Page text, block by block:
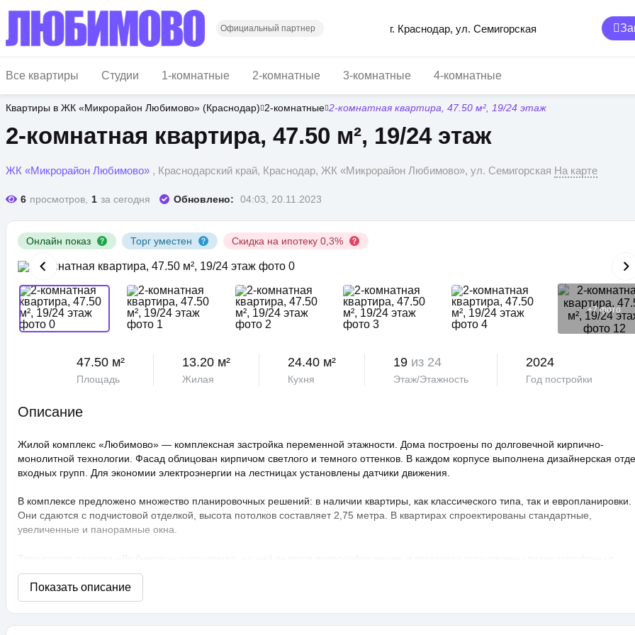
основному
содержанию
Официальный партнер г. Краснодар, ул. Семигорская
Все квартиры Студии 1-комнатные 2-комнатные 3-комнатные 4-комнатные
Квартиры в ЖК «Микрорайон Любимово» (Краснодар) 2-комнатные 2-комнатная квартира, 47.50 м², 19/24 этаж
2-комнатная квартира, 47.50 м², 19/24 этаж
ЖК «Микрорайон Любимово» , Краснодарский край, Краснодар, ЖК «Микрорайон Любимово», ул. Семигорская На карте
6 просмотров, 1 за сегодня Обновлено: 04:03, 20.11.2023
Онлайн показ Торг уместен Скидка на ипотеку 0,3%
+7 фото
47.50 м²
Площадь
13.20 м²
Жилая
24.40 м²
Кухня
19 из 24
Этаж/Этажность
2024
Год постройки
Описание
Жилой комплекс «Любимово» — комплексная застройка переменной этажности. Дома построены по долговечной кирпично-
монолитной технологии. Фасад облицован кирпичом светлого и темного оттенков. В каждом корпусе выполнена дизайнерская
входных групп. Для экономии электроэнергии на лестницах установлены датчики движения.
В комплексе предложено множество планировочных решений: в наличии квартиры, как классического типа, так и европланировки.
Они сдаются с подчистовой отделкой, высота потолков составляет 2,75 метра. В квартирах спроектированы стандартные,
увеличенные и панорамные окна.
распознаванием лиц и управлением через приложение. Придомовая территория благоустроена, на ней проведено озеленение по
технологии сезонного цветения, выполнен многоуровневый ландшафтный дизайн. Во дворе расположены детские и спортивные
площадки, профессиональные площадки для групповых видов спорта, зоны отдыха с беседками, спроектирован бульвар и
прогулочные аллеи, а также школа и 3 детских сада. Для автовладельцев предусмотрен крытый и гостевой паркинг.